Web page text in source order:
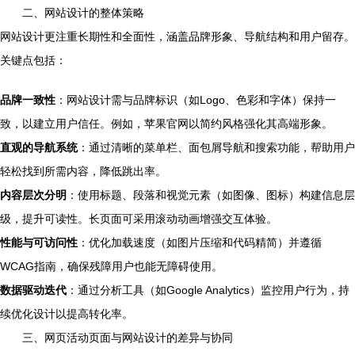
二、网站设计的整体策略
网站设计更注重长期性和全面性，涵盖品牌形象、导航结构和用户留存。
关键点包括：
品牌一致性 ：网站设计需与品牌标识（如Logo、色彩和字体）保持一
致，以建立用户信任。例如，苹果官网以简约风格强化其高端形象。
直观的导航系统：通过清晰的菜单栏、面包屑导航和搜索功能，帮助用户
轻松找到所需内容，降低跳出率。
内容层次分明 ：使用标题、段落和视觉元素（如图像、图标）构建信息层
级，提升可读性。长页面可采用滚动动画增强交互体验。
性能与可访问性 ：优化加载速度（如图片压缩和代码精简）并遵循
WCAG指南，确保残障用户也能无障碍使用。
数据驱动迭代 ：通过分析工具（如Google Analytics）监控用户行为，持
续优化设计以提高转化率。
三、网页活动页面与网站设计的差异与协同